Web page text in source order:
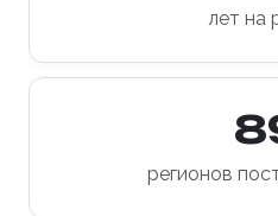
лет на
регионов